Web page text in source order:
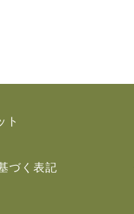
ト
づく表記